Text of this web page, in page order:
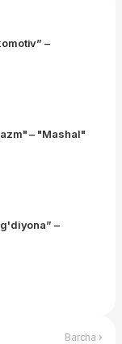
–
– "Mashal"
–
Barcha ›